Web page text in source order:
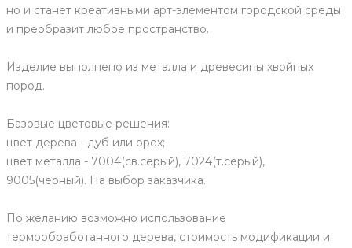
но и станет креативными арт-элементом городской среды
и преобразит любое пространство.
Изделие выполнено из металла и древесины хвойных
пород.
Базовые цветовые решения:
цвет дерева - дуб или орех;
цвет металла - 7004(св.серый), 7024(т.серый),
9005(черный). На выбор заказчика.
По желанию возможно использование
термообработанного дерева, стоимость модификации и